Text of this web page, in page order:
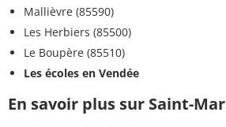
Mallièvre (85590)
Les Herbiers (85500)
Le Boupère (85510)
Les écoles en Vendée
En savoir plus sur Saint-